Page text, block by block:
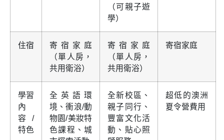
（可親子遊
學）
住宿
寄宿家庭
（單人房，
共用衛浴）
寄宿家庭
（單人房，
共用衛浴）
寄宿家庭
學習
內
容/
特色
全英語環
境、衝浪/動
物園/美妝特
色課程、城
全新校區、
親子同行、
豐富文化活
動、貼心照
超低的澳洲
夏令營費用